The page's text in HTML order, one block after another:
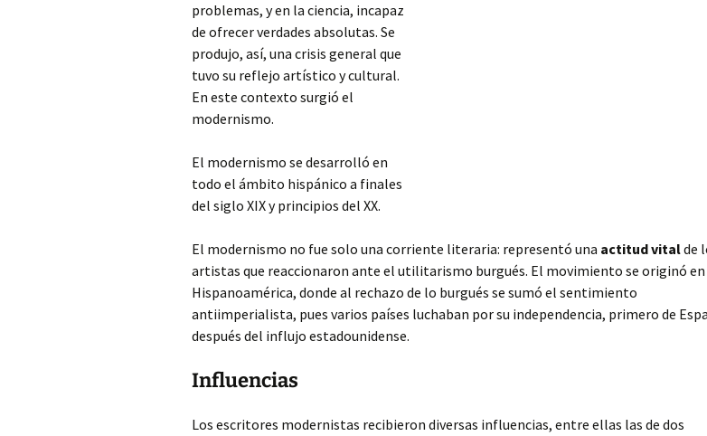
problemas, y en la ciencia, incapaz
de ofrecer verdades absolutas. Se
produjo, así, una crisis general que
tuvo su reflejo artístico y cultural.
En este contexto surgió el
modernismo.
El modernismo se desarrolló en
todo el ámbito hispánico a finales
del siglo XIX y principios del XX.
El modernismo no fue solo una corriente literaria: representó una actitud vitalde
artistas que reaccionaron ante el utilitarismo burgués. El movimiento se originó en
Hispanoamérica, donde al rechazo de lo burgués se sumó el sentimiento
antiimperialista, pues varios países luchaban por su independencia, primero de
después del influjo estadounidense.
Influencias
Los escritores modernistas recibieron diversas influencias, entre ellas las de dos